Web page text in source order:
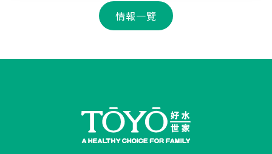
情報一覽